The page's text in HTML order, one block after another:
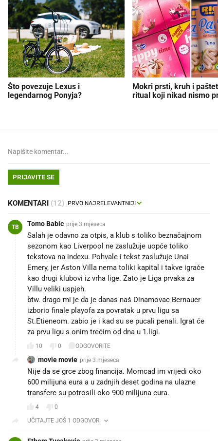
Što povezuje Lexus i
legendarnog Ponyja?
Mokri prsti, kruh i
ritual koji nikad nismo
PRIJAVITE SE
KOMENTARI (12)
TB Tomo Babic prije 3 mjeseca
Salah je odavno za otpis, a klub s toliko beznačajnom
sezonom kao Liverpool ne zaslužuje uopće toliko
tekstova na indexu. Pohvale i tekst zaslužuje Unai
Emery, jer Aston Villa nema toliki kapital i takve igrače
kao drugi klubovi iz vrha lige. Zato je Liga prvaka za
Villu veliki uspjeh.
btw. drago mi je da je danas naš Dinamovac Bernauer
izborio finale playofa za povratak u prvu ligu sa
St.Etieneom. zabio je i kad su se pucali penali. Igrat će
za prvu ligu s onim trećim od dna u 1.ligi.
10 0 ODGOVORITE
movie movie prije 3 mjeseca
Nije da se grce zbog financija. Momcad im vrijedi oko
600 milijuna eura a u zadnjih deset godina na ulazne
transfere su potrosili oko 900 milijuna eura.
4
0
UČITAJTE JOŠ 1 ODGOVOR